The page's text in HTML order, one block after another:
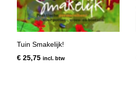
Tuin Smakelijk!
€ 25,75 incl. btw